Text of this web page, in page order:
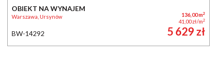
OBIEKT NA WYNAJEM
Warszawa, Ursynów 136,00 m2
41,00 zł/m2
BW-14292 5 629 zł